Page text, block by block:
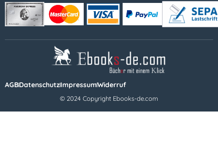
AGBDatenschutzImpressumWiderruf
© 2024 Copyright Ebooks-de.com